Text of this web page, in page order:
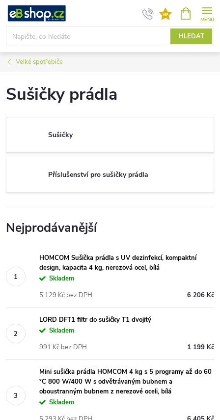
Přejít
obsah
HLEDAT
NÁKUPNÍ
KOŠÍK
Velké spotřebiče
Sušičky prádla
Sušičky
Příslušenství pro sušičky prádla
Nejprodávanější
HOMCOM Sušička prádla s UV dezinfekcí, kompaktní
design, kapacita 4 kg, nerezová ocel, bílá
Skladem
6 206 Kč
5 129 Kč bez DPH
LORD DFT1 filtr do sušičky T1 dvojitý
Skladem
1 199 Kč
991 Kč bez DPH
Mini sušička prádla HOMCOM 4 kg s 5 programy až do 60
°C 800 W/400 W s odvětrávaným bubnem a
oboustranným bubnem z nerezové oceli, bílá
Skladem